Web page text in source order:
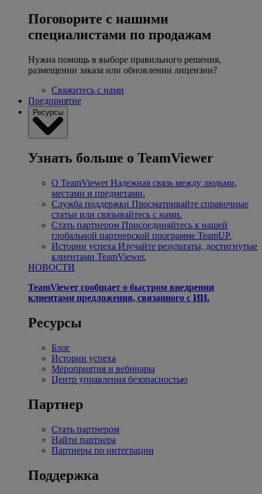
Поговорите с нашими
специалистами по продажам
Нужна помощь в выборе правильного решения,
размещении заказа или обновлении лицензии?
Свяжитесь с нами
Предприятие
Ресурсы
Узнать больше о TeamViewer
О TeamViewer Надежная связь между людьми,
местами и предметами.
Служба поддержки Просматривайте справочные
статьи или связывайтесь с нами.
Стать партнером Присоединяйтесь к нашей
глобальной партнерской программе TeamUP.
Истории успеха Изучайте результаты, достигнутые
клиентами TeamViewer.
НОВОСТИ
TeamViewer сообщает о быстром внедрении
клиентами предложения, связанного с ИИ.
Ресурсы
Блог
Истории успеха
Мероприятия и вебинары
Центр управления безопасностью
Партнер
Стать партнером
Найти партнера
Партнеры по интеграции
Поддержка